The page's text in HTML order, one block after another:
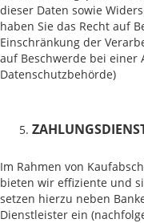
dieser Daten sowie
haben Sie das Recht auf
Einschränkung der
auf Beschwerde bei einer
Datenschutzbehörde)
Im Rahmen von
bieten wir effiziente und
setzen hierzu neben
Dienstleister ein